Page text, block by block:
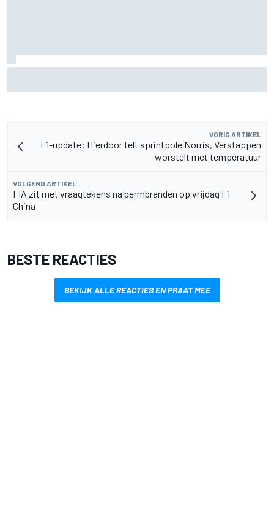
VORIG ARTIKEL
F1-update: Hierdoor telt sprintpole Norris, Verstappen
worstelt met temperatuur
VOLGEND ARTIKEL
FIA zit met vraagtekens na bermbranden op vrijdag F1
China
BESTE REACTIES
BEKIJK ALLE REACTIES EN PRAAT MEE